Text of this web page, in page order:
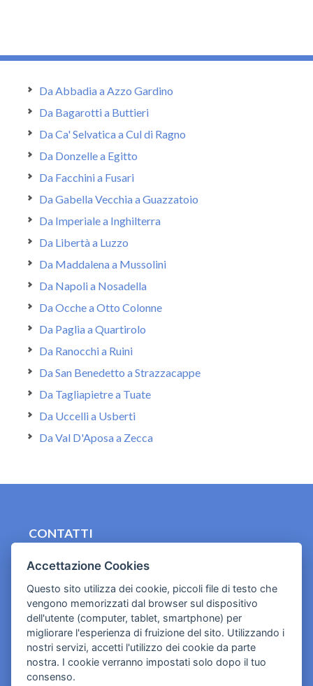
Da Abbadia a Azzo Gardino
Da Bagarotti a Buttieri
Da Ca' Selvatica a Cul di Ragno
Da Donzelle a Egitto
Da Facchini a Fusari
Da Gabella Vecchia a Guazzatoio
Da Imperiale a Inghilterra
Da Libertà a Luzzo
Da Maddalena a Mussolini
Da Napoli a Nosadella
Da Ocche a Otto Colonne
Da Paglia a Quartirolo
Da Ranocchi a Ruini
Da San Benedetto a Strazzacappe
Da Tagliapietre a Tuate
Da Uccelli a Usberti
Da Val D'Aposa a Zecca
CONTATTI
Cookies e informativa privacy
Accettazione Cookies
Questo sito utilizza dei cookie, piccoli file di testo che
vengono memorizzati dal browser sul dispositivo
dell'utente (computer, tablet, smartphone) per
migliorare l'esperienza di fruizione del sito. Utilizzando i
nostri servizi, accetti l'utilizzo dei cookie da parte
nostra. I cookie verranno impostati solo dopo il tuo
consenso.